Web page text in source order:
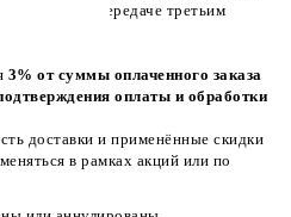
или передаче третьим
3% от суммы оплаченного заказа
оплаты и обработки
доставки и применённые скидки
в рамках акций или по